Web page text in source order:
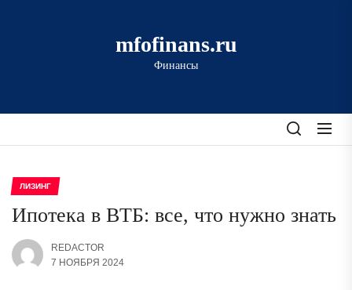
mfofinans.ru
Финансы
ЛИЗИНГ
Ипотека в ВТБ: все, что нужно знать
REDACTOR
7 НОЯБРЯ 2024